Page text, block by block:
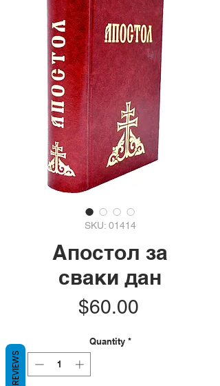
SKU: 01414
Апостол за
сваки дан
$60.00Price
Quantity *
REVIEWS